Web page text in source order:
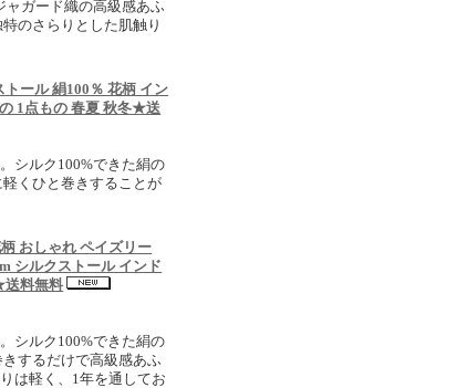
ャガード織の高級感あふ
のさらりとした肌触り
ール 絹100％ 花柄 イン
1点もの 春夏 秋冬★送
シルク100%できた絹の
くひと巻きすることが
おしゃれ ペイズリー
シルクストール インド
送料無料
シルク100%できた絹の
するだけで高級感あふ
は軽く、1年を通してお